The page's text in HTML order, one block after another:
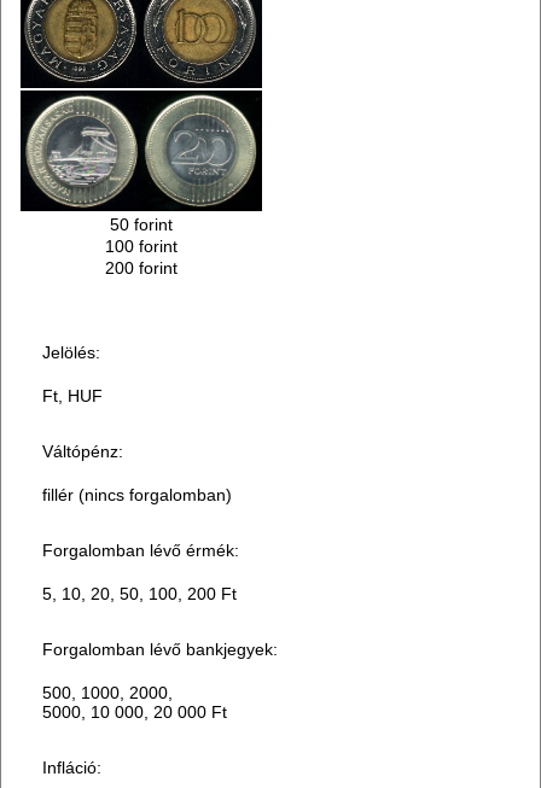
50 forint
100 forint
200 forint
Jelölés:
Ft, HUF
Váltópénz:
fillér (nincs forgalomban)
Forgalomban lévő érmék:
5, 10, 20, 50, 100, 200 Ft
Forgalomban lévő bankjegyek:
500, 1000, 2000,
5000, 10 000, 20 000 Ft
Infláció: